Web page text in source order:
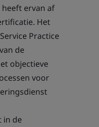
heeft ervan af
Het
Practice
de
objectieve
voor
in de